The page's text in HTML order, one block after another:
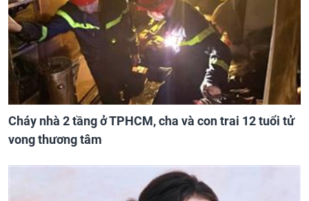
Cháy nhà 2 tầng ở TPHCM, cha và con trai 12 tuổi tử
vong thương tâm